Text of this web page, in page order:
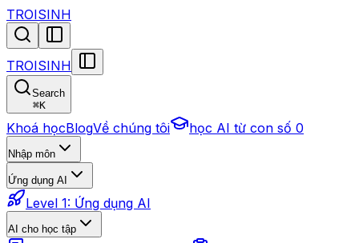
TROISINH
TROISINH
Search
⌘K
Khoá họcBlogVề chúng tôi học AI từ con số 0
Nhập môn
Ứng dụng AI
Level 1: Ứng dụng AI
AI cho học tập